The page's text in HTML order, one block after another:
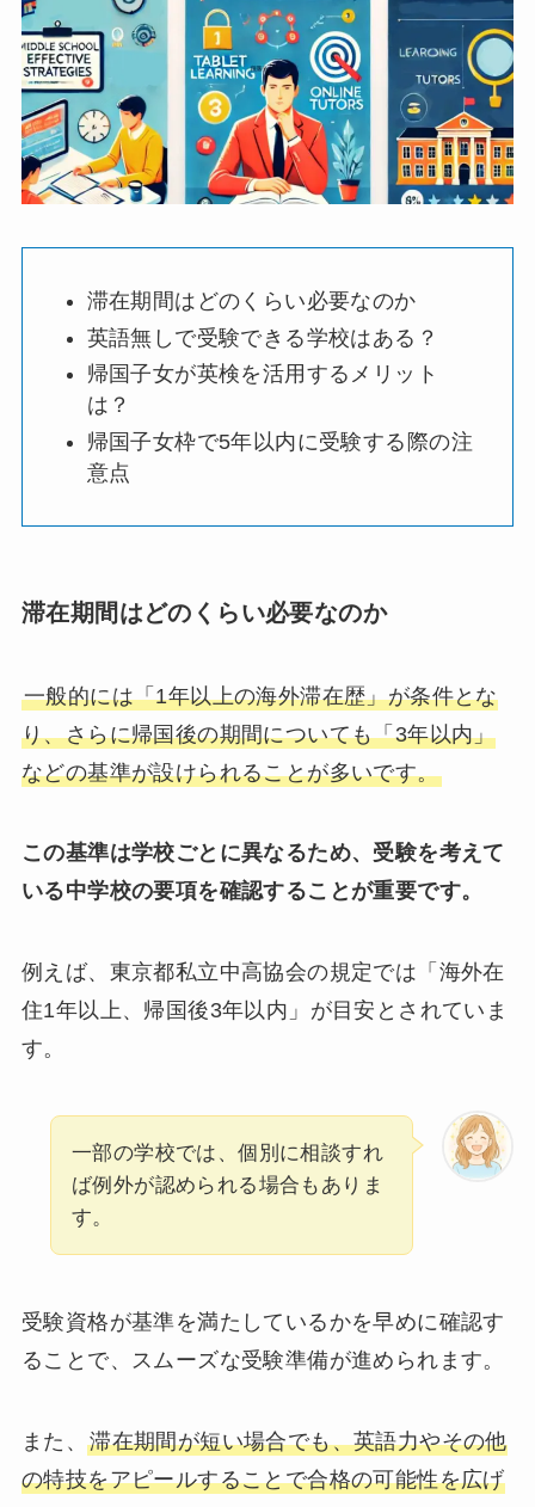
滞在期間はどのくらい必要なのか
英語無しで受験できる学校はある？
帰国子女が英検を活用するメリット
は？
帰国子女枠で5年以内に受験する際の注
意点
滞在期間はどのくらい必要なのか
一般的には「1年以上の海外滞在歴」が条件とな
り、さらに帰国後の期間についても「3年以内」
などの基準が設けられることが多いです。
この基準は学校ごとに異なるため、受験を考えて
いる中学校の要項を確認することが重要です。
例えば、東京都私立中高協会の規定では「海外在
住1年以上、帰国後3年以内」が目安とされていま
す。
一部の学校では、個別に相談すれ
ば例外が認められる場合もありま
す。
受験資格が基準を満たしているかを早めに確認す
ることで、スムーズな受験準備が進められます。
また、滞在期間が短い場合でも、英語力やその他
の特技をアピールすることで合格の可能性を広げ